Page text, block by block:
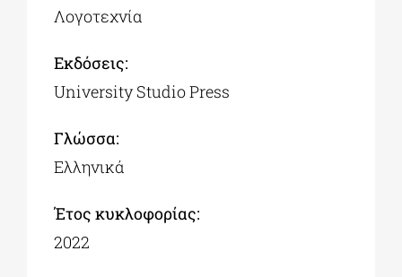
Λογοτεχνία
Εκδόσεις:
University Studio Press
Γλώσσα:
Ελληνικά
Έτος κυκλοφορίας:
2022